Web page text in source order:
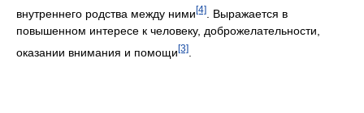
внутреннего родства между ними[4]
. Выражается в
повышенном интересе к человеку, доброжелательности,
оказании внимания и помощи[3]